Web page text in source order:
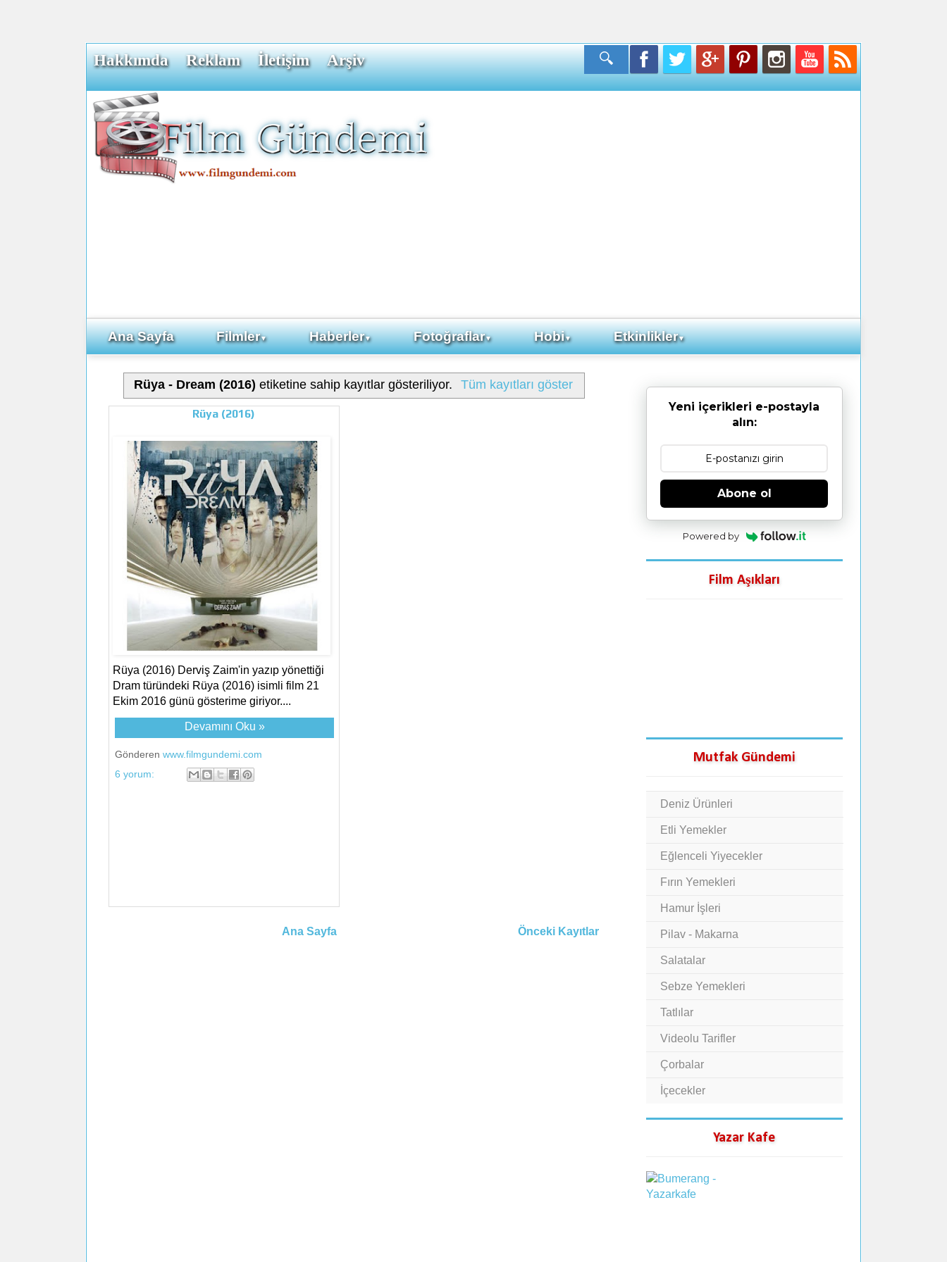
Hakkımda Reklam İletişim Arşiv
Ana Sayfa Filmler▼ Haberler▼ Fotoğraflar▼ Hobi▼ Etkinlikler▼
Rüya - Dream (2016) etiketine sahip kayıtlar gösteriliyor. Tüm kayıtları göster
Rüya (2016)
Rüya (2016) Derviş Zaim'in yazıp yönettiği
Dram türündeki Rüya (2016) isimli film 21
Ekim 2016 günü gösterime giriyor....
Devamını Oku »
Gönderen www.filmgundemi.com
6 yorum:
Önceki Kayıtlar
Ana Sayfa
Yeni içerikleri e-postayla
alın:
Abone ol
Powered by
Film Aşıkları
Mutfak Gündemi
Deniz Ürünleri
Etli Yemekler
Eğlenceli Yiyecekler
Fırın Yemekleri
Hamur İşleri
Pilav - Makarna
Salatalar
Sebze Yemekleri
Tatlılar
Videolu Tarifler
Çorbalar
İçecekler
Yazar Kafe